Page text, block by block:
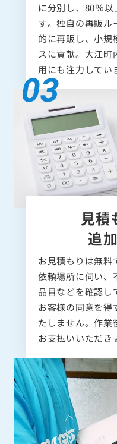
に分別し、80％
す。独自の再販ル
的に再販し、小規
スに貢献。大江
用にも注力してい
見積
追
お見積もりは無料
依頼場所に伺い、
品目などを確認し
お客様の同意を得
たしません。作業
お支払いいただき